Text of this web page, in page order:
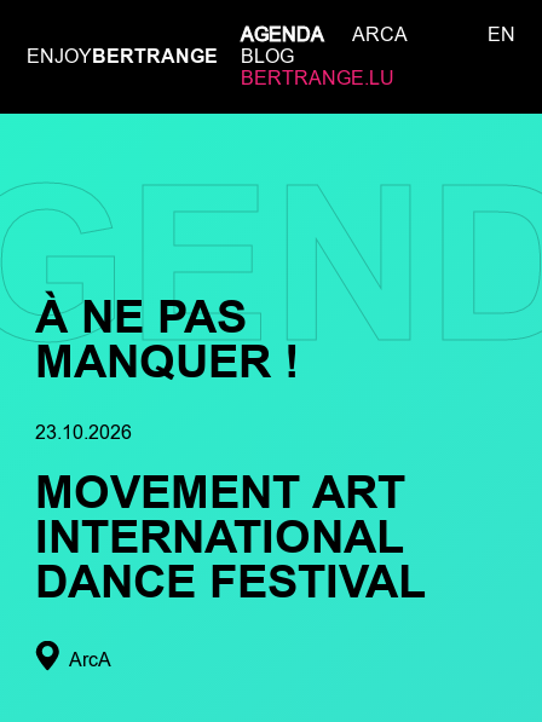
ENJOYBERTRANGE
AGENDA
ARCA
BLOG
BERTRANGE.LU
EN
À NE PAS
MANQUER !
23.10.2026
MOVEMENT ART
INTERNATIONAL
DANCE FESTIVAL
ArcA